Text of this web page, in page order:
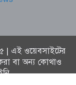
| এই ওয়েবসাইটের
বা অন্য কোথাও